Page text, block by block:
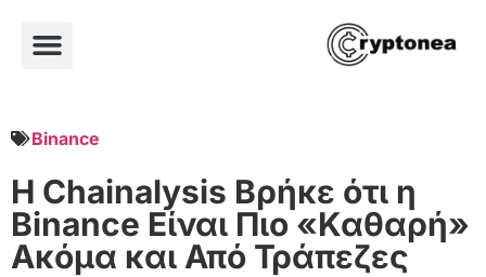
Binance
Η Chainalysis Βρήκε ότι η
Binance Είναι Πιο «Καθαρή»
Ακόμα και Από Τράπεζες